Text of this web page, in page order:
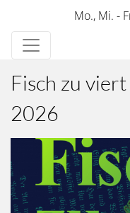
Mo., Mi. -
Fisch zu
2026